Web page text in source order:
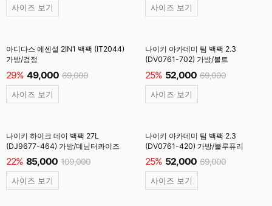
사이즈 보기 사이즈 보기
아디다스 에센셜 2IN1 백팩 (IT2044)
가방/검정
29% 49,000 69,000
사이즈 보기
나이키 아카데미 팀 백팩 2.3
(DV0761-702) 가방/볼트
25% 52,000 69,000
사이즈 보기
나이키 하이크 데이 백팩 27L
(DJ9677-464) 가방/데님터콰이즈
22% 85,000 109,000
사이즈 보기
나이키 아카데미 팀 백팩 2.3
(DV0761-420) 가방/블루퓨리
25% 52,000 69,000
사이즈 보기